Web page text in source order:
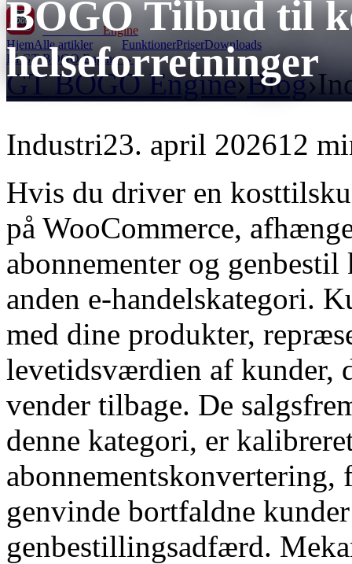
GT BOGO Engine
HjemAlle artikler FunktionerPriserDownloads
Få GT BOGO Engine →
GT BOGO Engine›Blog›
BOGO Tilbud til
helseforretninger
Industri23. april 202612
Hvis du driver en
på WooCommerce,
abonnementer og
anden e-handelskategori.
med dine produkter,
levetidsværdien af ​​kunder,
vender tilbage. De
denne kategori, er
abonnementskonvertering,
genvinde bortfaldne
genbestillingsadfærd.